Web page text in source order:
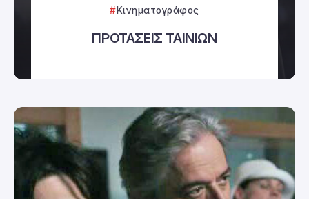
Κινηματογράφος
ΠΡΟΤΑΣΕΙΣ ΤΑΙΝΙΩΝ